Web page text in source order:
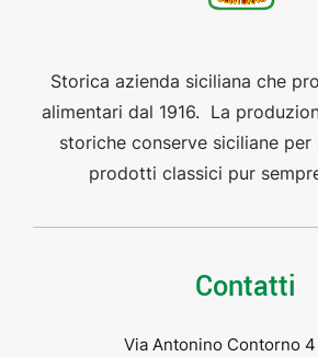
Storica azienda siciliana che
alimentari dal 1916. La
storiche conserve siciliane
prodotti classici pur
Contatti
Via Antonino Contorno